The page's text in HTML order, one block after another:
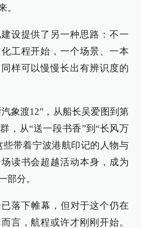
。
设提供了另一种思路：不一
工程开始，一个场景、一本
样可以慢慢长出有辨识度的
汽象渡12”，从船长吴爱图到第
，从“送一段书香”到“长风万
带着宁波港航印记的人物与
读书会超越活动本身，成为
部分。
落下帷幕，但对于这个仍在
言，航程或许才刚刚开始。